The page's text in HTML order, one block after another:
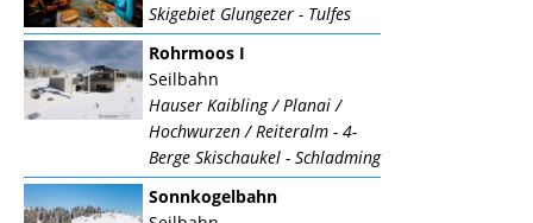
Skigebiet Glungezer - Tulfes
Rohrmoos I
Seilbahn
Hauser Kaibling / Planai /
Hochwurzen / Reiteralm - 4-
Berge Skischaukel - Schladming
Sonnkogelbahn